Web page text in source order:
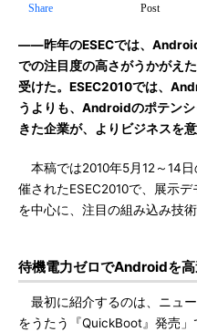
Share Post
――昨年のESECでは、
での注目度の高さがうかがえ
受けた。ESEC2010では、
うよりも、Androidのポテン
きた企業が、よりビジネスを
本稿では2010年5月12～14
催されたESEC2010で、展示
を中心に、注目の組み込み技
待機電力ゼロでAndroidを
最初に紹介するのは、ニュ
をうたう『QuickBoot』発売